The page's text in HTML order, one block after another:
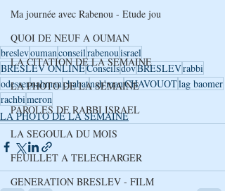
Ma journée avec Rabenou - Etude jou
QUOI DE NEUF A OUMAN
LA CITATION DE LA SEMAINE
LA PHOTO DE LA SEMAINE
PAROLES DE RABBI ISRAEL
LA SEGOULA DU MOIS
FEUILLET A TELECHARGER
GENERATION BRESLEV - FILM
breslevoumanconseilrabenouisrael
BRESLEV ONLINEConseilsdovBRESLEVrabbi
odessernahmanchabatnah'manCHAVOUOTlag baomer
rachbimeron
LA PHOTO DE LA SEMAINE